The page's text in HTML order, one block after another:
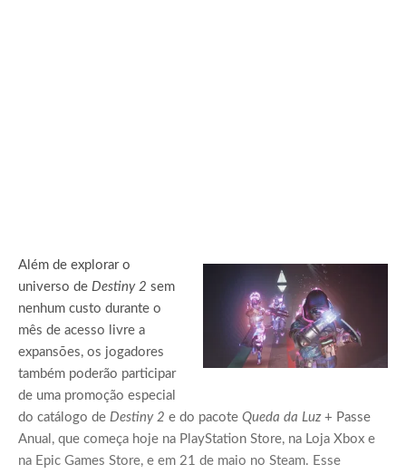
Além de explorar o
universo de Destiny 2 sem
nenhum custo durante o
mês de acesso livre a
expansões, os jogadores
também poderão participar
de uma promoção especial
do catálogo de Destiny 2 e do pacote Queda da Luz+ Passe
Anual, que começa hoje na PlayStation Store, na Loja Xbox e
na Epic Games Store, e em 21 de maio no Steam. Esse